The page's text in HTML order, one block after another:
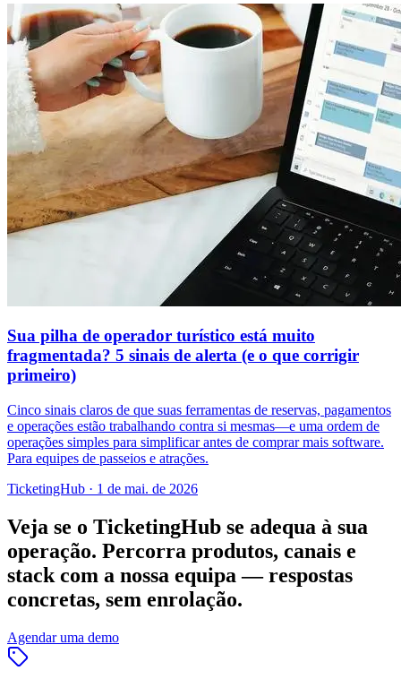
Sua pilha de operador turístico está muito
fragmentada? 5 sinais de alerta (e o que corrigir
primeiro)
Cinco sinais claros de que suas ferramentas de reservas, pagamentos
e operações estão trabalhando contra si mesmas—e uma ordem de
operações simples para simplificar antes de comprar mais software.
Para equipes de passeios e atrações.
TicketingHub · 1 de mai. de 2026
Veja se o TicketingHub se adequa à sua
operação. Percorra produtos, canais e
stack com a nossa equipa — respostas
concretas, sem enrolação.
Agendar uma demo